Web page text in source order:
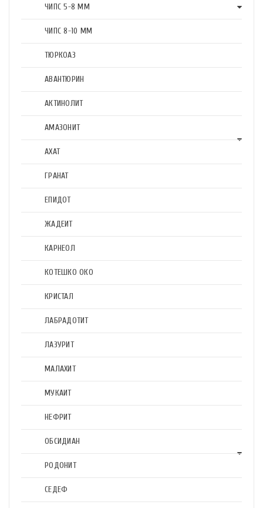
ЧИПС 5-8 ММ
ЧИПС 8-10 ММ
ТЮРКОАЗ
АВАНТЮРИН
АКТИНОЛИТ
АМАЗОНИТ
АХАТ
ГРАНАТ
ЕПИДОТ
ЖАДЕИТ
КАРНЕОЛ
КОТЕШКО ОКО
КРИСТАЛ
ЛАБРАДОТИТ
ЛАЗУРИТ
МАЛАХИТ
МУКАИТ
НЕФРИТ
ОБСИДИАН
РОДОНИТ
СЕДЕФ